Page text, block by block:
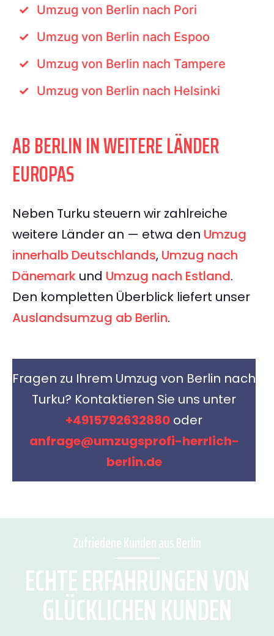
Umzug von Berlin nach Pori
Umzug von Berlin nach Espoo
Umzug von Berlin nach Tampere
Umzug von Berlin nach Helsinki
AB BERLIN IN WEITERE LÄNDER
EUROPAS
Neben Turku steuern wir zahlreiche
weitere Länder an — etwa den Umzug
innerhalb Deutschlands, Umzug nach
Dänemark und Umzug nach Estland.
Den kompletten Überblick liefert unser
Auslandsumzug ab Berlin.
Fragen zu Ihrem Umzug von Berlin nach
Turku? Kontaktieren Sie uns unter
+4915792632880 oder
anfrage@umzugsprofi-herrlich-
berlin.de
Zufriedene Kunden aus Berlin
ECHTE ERFAHRUNGEN VON
GLÜCKLICHEN KUNDEN